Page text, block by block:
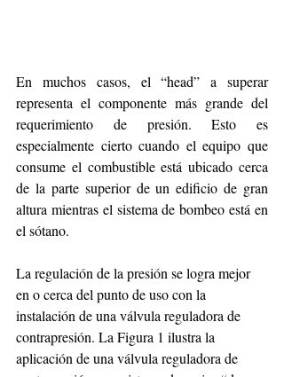
En muchos casos, el “head” a superar
representa el componente más grande del
requerimiento de presión. Esto es
especialmente cierto cuando el equipo que
consume el combustible está ubicado cerca
de la parte superior de un edificio de gran
altura mientras el sistema de bombeo está en
el sótano.
La regulación de la presión se logra mejor
en o cerca del punto de uso con la
instalación de una válvula reguladora de
contrapresión. La Figura 1 ilustra la
aplicación de una válvula reguladora de